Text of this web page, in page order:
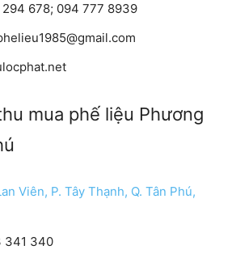
294 678; 094 777 8939
mua phế liệu Phương
Viên, P. Tây Thạnh, Q. Tân Phú,
341 340